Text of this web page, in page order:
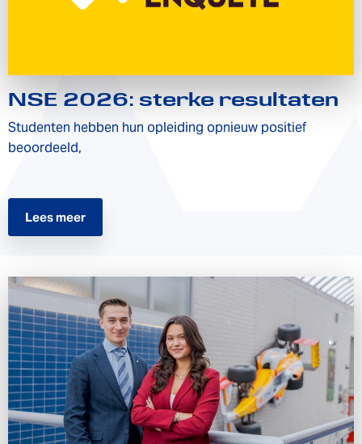
NSE 2026: sterke resultaten
Studenten hebben hun opleiding opnieuw positief
beoordeeld,
Lees meer